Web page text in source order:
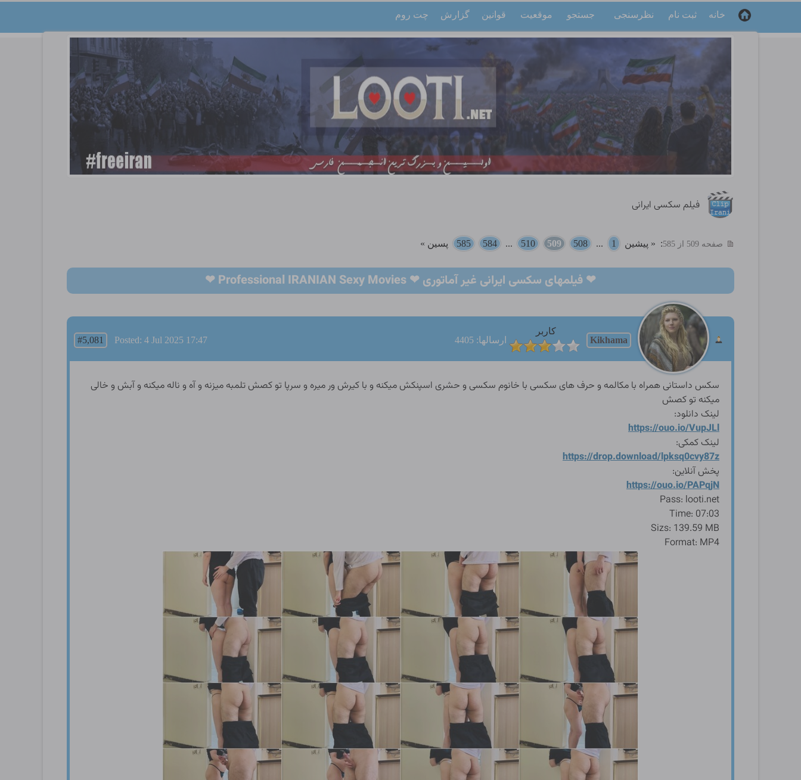
خانه ثبت نام نظرسنجی جستجو موقعیت قوانین گزارش چت روم
فیلم سکسی ایرانی
صفحه 509 از 585 : « پیشین 1
...
508
509
510
...
584
585 پسین »
❤ فیلمهای سکسی ایرانی غیر آماتوری ❤ Professional IRANIAN Sexy Movies ❤
Kikhama
کاربر
ارسالها: 4405
#5,081 Posted: 4 Jul 2025 17:47
سکس داستانی همراه با مکالمه و حرف های سکسی با خانوم سکسی و حشری اسپنکش میکنه و با کیرش ور میره و سرپا تو کصش تلمبه میزنه و آه و ناله میکنه و آبش و خالی
میکنه تو کصش
لینک دانلود:
https://ouo.io/VupJLl
لینک کمکی:
https://drop.download/lpksq0cvy87z
پخش آنلاین:
https://ouo.io/PAPqjN
Pass: looti.net
Time: 07:03
Sizs: 139.59 MB
Format: MP4